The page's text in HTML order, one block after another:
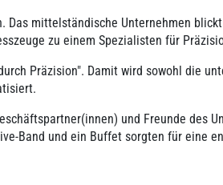
mittelständische Unternehmen
zu einem Spezialisten für
Präzision". Damit wird sowohl die
und Freunde des
Band und ein Buffet sorgten für eine